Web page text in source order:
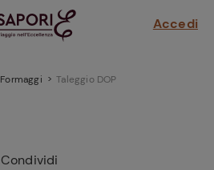
Accedi
Formaggi Taleggio DOP
Condividi